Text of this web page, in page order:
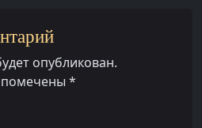
опубликован.
*